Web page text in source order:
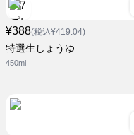
¥388(税込¥419.04)
特選生しょうゆ
450ml